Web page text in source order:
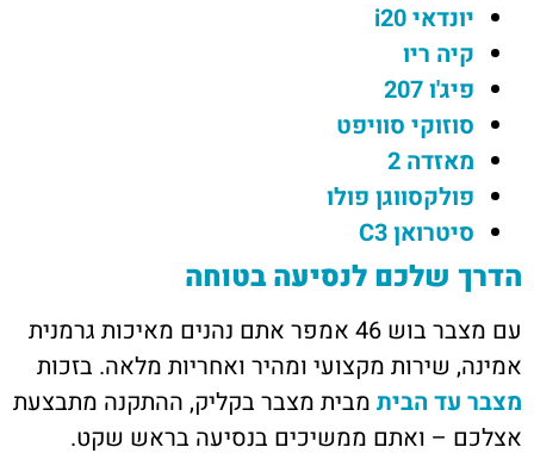
יונדאי i20
קיה ריו
פיג'ו 207
סוזוקי סוויפט
מאזדה 2
פולקסווגן פולו
סיטרואן C3
הדרך שלכם לנסיעה בטוחה
עם מצבר בוש 46 אמפר אתם נהנים מאיכות גרמנית
אמינה, שירות מקצועי ומהיר ואחריות מלאה. בזכות
מצבר עד הבית מבית מצבר בקליק, ההתקנה מתבצעת
אצלכם – ואתם ממשיכים בנסיעה בראש שקט.